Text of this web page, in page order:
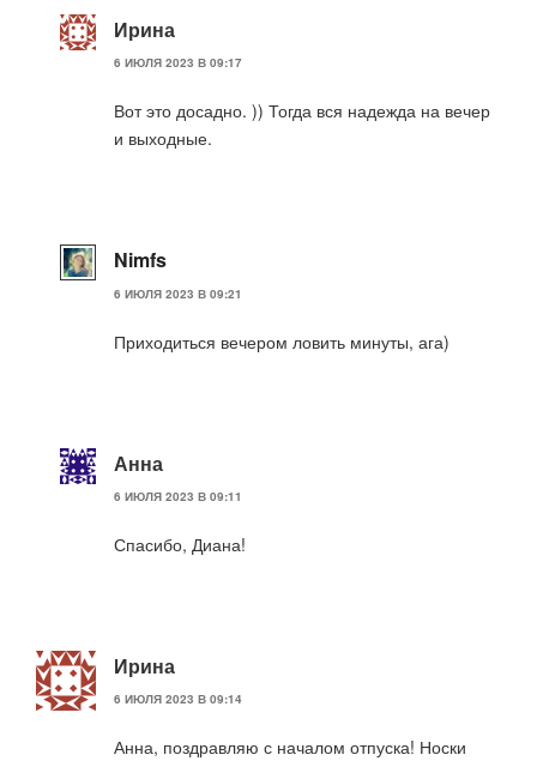
Ирина
6 ИЮЛЯ 2023 В 09:17
Вот это досадно. )) Тогда вся надежда на вечер
и выходные.
Nimfs
6 ИЮЛЯ 2023 В 09:21
Приходиться вечером ловить минуты, ага)
Анна
6 ИЮЛЯ 2023 В 09:11
Спасибо, Диана!
Ирина
6 ИЮЛЯ 2023 В 09:14
Анна, поздравляю с началом отпуска! Носки